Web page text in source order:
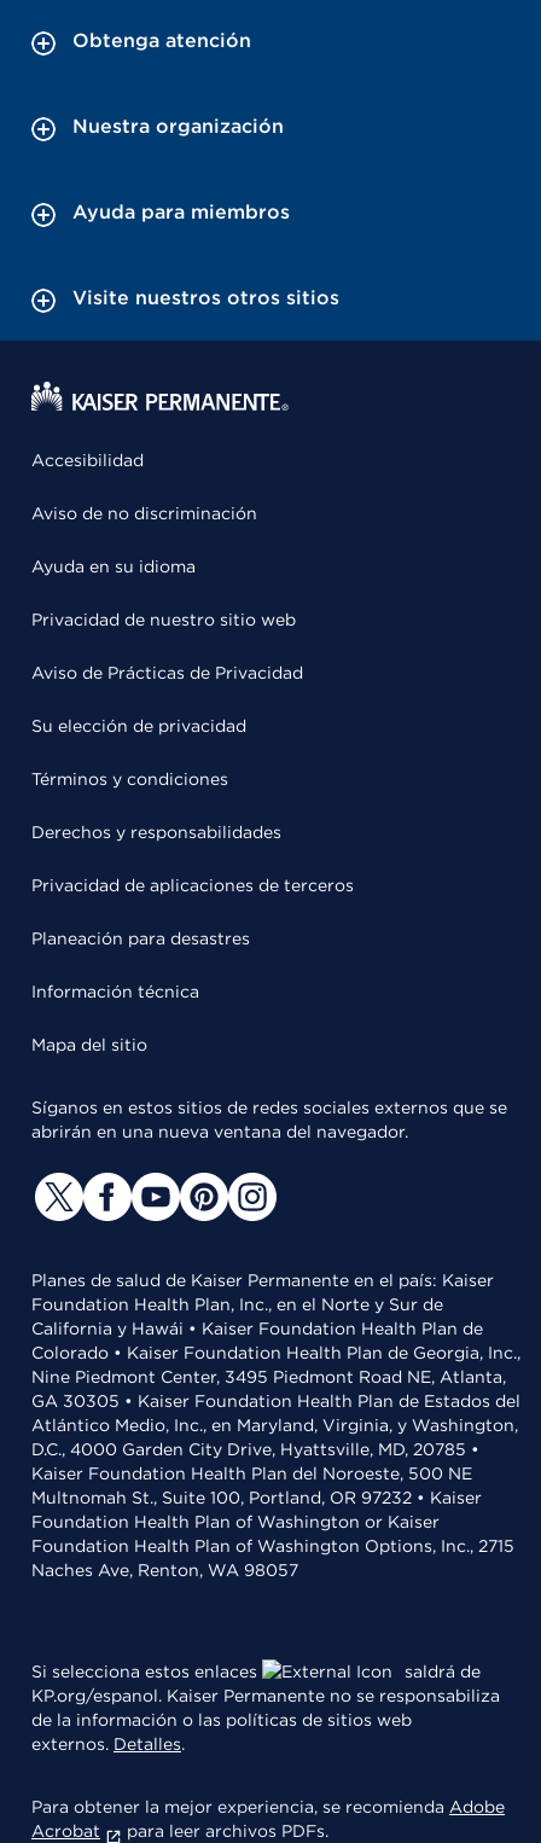
Obtenga atención
Nuestra organización
Ayuda para miembros
Visite nuestros otros sitios
Accesibilidad
Aviso de no discriminación
Ayuda en su idioma
Privacidad de nuestro sitio web
Aviso de Prácticas de Privacidad
Su elección de privacidad
Términos y condiciones
Derechos y responsabilidades
Privacidad de aplicaciones de terceros
Planeación para desastres
Información técnica
Mapa del sitio
Síganos en estos sitios de redes sociales externos que se
abrirán en una nueva ventana del navegador.
Planes de salud de Kaiser Permanente en el país: Kaiser
Foundation Health Plan, Inc., en el Norte y Sur de
California y Hawái • Kaiser Foundation Health Plan de
Colorado • Kaiser Foundation Health Plan de Georgia, Inc.,
Nine Piedmont Center, 3495 Piedmont Road NE, Atlanta,
GA 30305 • Kaiser Foundation Health Plan de Estados del
Atlántico Medio, Inc., en Maryland, Virginia, y Washington,
D.C., 4000 Garden City Drive, Hyattsville, MD, 20785 •
Kaiser Foundation Health Plan del Noroeste, 500 NE
Multnomah St., Suite 100, Portland, OR 97232 • Kaiser
Foundation Health Plan of Washington or Kaiser
Foundation Health Plan of Washington Options, Inc., 2715
Naches Ave, Renton, WA 98057
Si selecciona estos enlaces
saldrá de
KP.org/espanol. Kaiser Permanente no se responsabiliza
de la información o las políticas de sitios web
externos. Detalles.
Para obtener la mejor experiencia, se recomienda Adobe
Acrobat
para leer archivos PDFs.